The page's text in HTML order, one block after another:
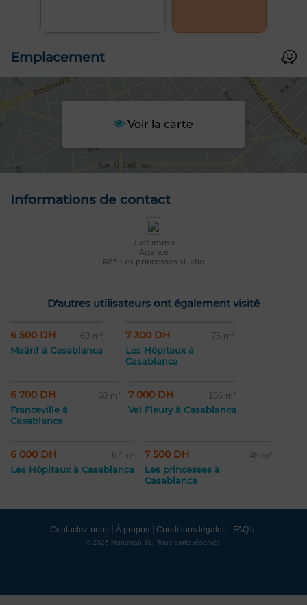
Emplacement
Voir la carte
Informations de contact
Just immo
Agence
Réf: Les princesses studio
D'autres utilisateurs ont également visité
6 500 DH 60 m²
Maârif à Casablanca
7 300 DH 75 m²
Les Hôpitaux à
Casablanca
6 700 DH 60 m²
Franceville à
Casablanca
7 000 DH 106 m²
Val Fleury à Casablanca
6 000 DH 67 m²
Les Hôpitaux à Casablanca
7 500 DH 45 m²
Les princesses à
Casablanca
Contactez-nous À propos Conditions légales FAQ's
© 2026 Mubawab SL. Tous droits réservés.